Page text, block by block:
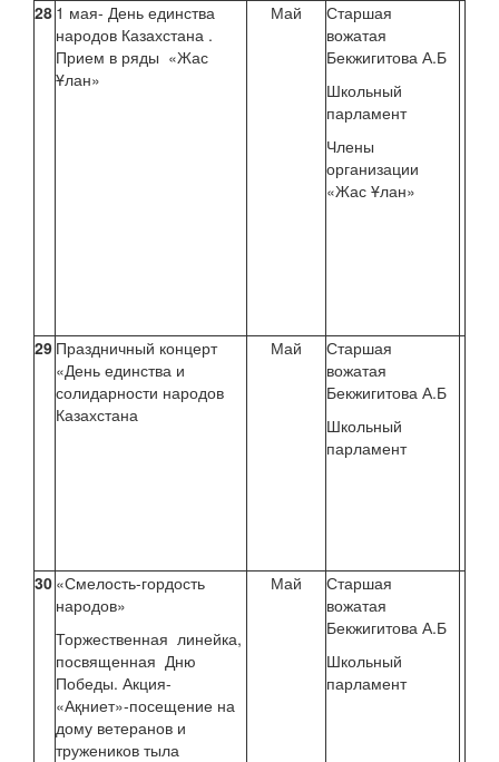
28 1 мая- День единства
народов Казахстана .
Прием в ряды «Жас
Ұлан»
Май
Старшая
вожатая
Бекжигитова А.Б
Школьный
парламент
Члены
организации
«Жас Ұлан»
29 Праздничный концерт
«День единства и
солидарности народов
Казахстана
Май
Старшая
вожатая
Бекжигитова А.Б
Школьный
парламент
30 «Смелость-гордость
народов»
Торжественная линейка,
посвященная Дню
Победы. Акция-
«Ақниет»-посещение на
дому ветеранов и
тружеников тыла
Май
Старшая
вожатая
Бекжигитова А.Б
Школьный
парламент